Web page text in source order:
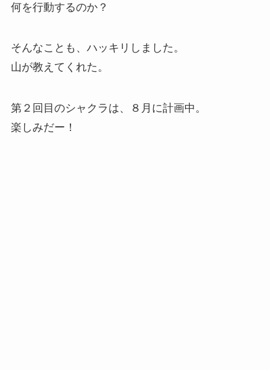
何を行動するのか？
そんなことも、ハッキリしました。
山が教えてくれた。
第２回目のシャクラは、８月に計画中。
楽しみだー！